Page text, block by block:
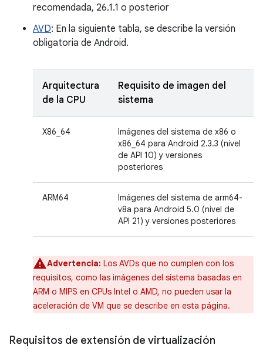
recomendada, 26.1.1 o posterior
AVD: En la siguiente tabla, se describe la versión
obligatoria de Android.
Arquitectura
de la CPU
Requisito de imagen del
sistema
X86_64
Imágenes del sistema de x86 o
x86_64 para Android 2.3.3 (nivel
de API 10) y versiones
posteriores
ARM64
Imágenes del sistema de arm64-
v8a para Android 5.0 (nivel de
API 21) y versiones posteriores
Advertencia: Los AVDs que no cumplen con los
requisitos, como las imágenes del sistema basadas en
ARM o MIPS en CPUs Intel o AMD, no pueden usar la
aceleración de VM que se describe en esta página.
Requisitos de extensión de virtualización